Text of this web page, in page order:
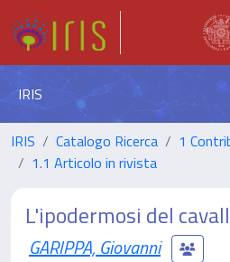
IRIS
IRIS Catalogo Ricerca
1
1.1 Articolo in rivista
L'ipodermosi del
GARIPPA, Giovanni